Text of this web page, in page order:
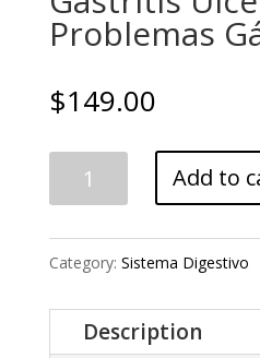
Problemas
$149.00
Copangel
60
cápsulas
Gastritis
Ulceras
Problemas
Add to
Category: Sistema Digestivo
Description